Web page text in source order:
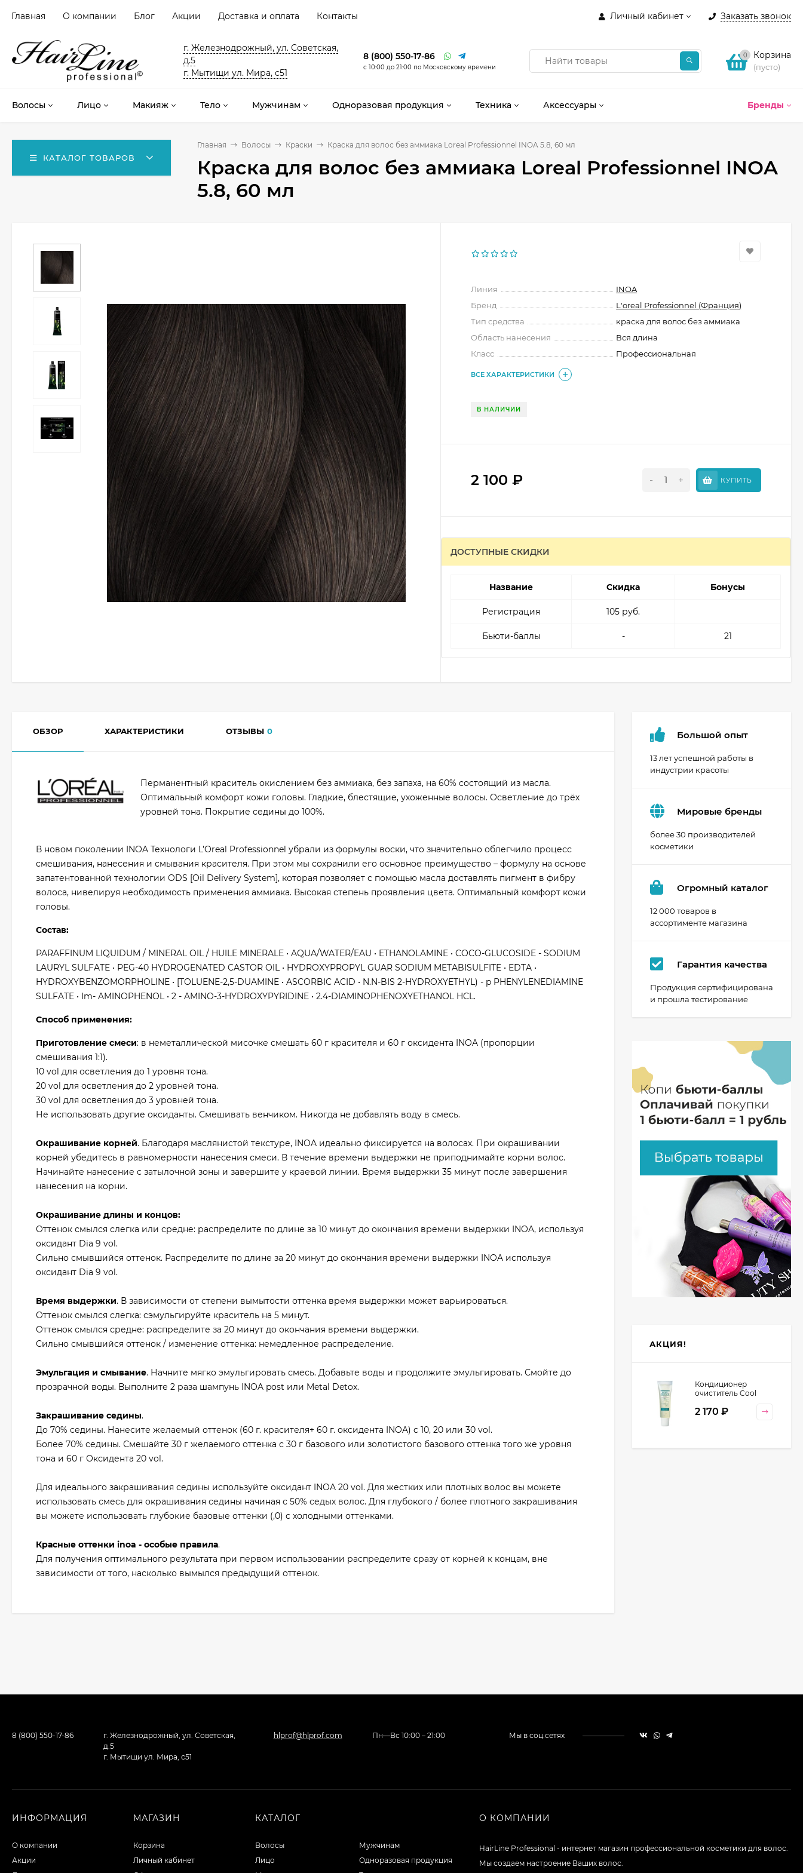
Личный кабинет Заказать звонок
Главная О компании Блог Акции Доставка и оплата Контакты
г. Железнодрожный, ул. Советская,
д.5
г. Мытищи ул. Мира, с51
8 (800) 550-17-86
с 10:00 до 21:00 по Московскому времени
0 Корзина
(пусто)
Бренды
Волосы Лицо Макияж Тело Мужчинам Одноразовая продукция Техника Аксессуары
КАТАЛОГ ТОВАРОВ
Главная Волосы Краски Краска для волос без аммиака Loreal Professionnel INOA 5.8, 60 мл
Краска для волос без аммиака Loreal Professionnel INOA
5.8, 60 мл
Линия
INOA
Бренд
L'oreal Professionnel (Франция)
Тип средства
краска для волос без аммиака
Область нанесения
Вся длина
Класс
Профессиональная
ВСЕ ХАРАКТЕРИСТИКИ
В НАЛИЧИИ
2 100₽ - + КУПИТЬ
ДОСТУПНЫЕ СКИДКИ
Название Скидка Бонусы
Регистрация 105 руб.
Бьюти-баллы - 21
ОБЗОР ХАРАКТЕРИСТИКИ ОТЗЫВЫ 0
Перманентный краситель окислением без аммиака, без запаха, на 60% состоящий из масла.
Оптимальный комфорт кожи головы. Гладкие, блестящие, ухоженные волосы. Осветление до трёх
уровней тона. Покрытие седины до 100%.
В новом поколении INOA Технологи L’Oreal Professionnel убрали из формулы воски, что значительно облегчило процесс
смешивания, нанесения и смывания красителя. При этом мы сохранили его основное преимущество – формулу на основе
запатентованной технологии ODS [Oil Delivery System], которая позволяет с помощью масла доставлять пигмент в фибру
волоса, нивелируя необходимость применения аммиака. Высокая степень проявления цвета. Оптимальный комфорт кожи
головы.
Состав:
PARAFFINUM LIQUIDUM / MINERAL OIL / HUILE MINERALE • AQUA/WATER/EAU • ETHANOLAMINE • COCO-GLUCOSIDE - SODIUM
LAURYL SULFATE • PEG-40 HYDROGENATED CASTOR OIL • HYDROXYPROPYL GUAR SODIUM METABISULFITE • EDTA •
HYDROXYBENZOMORPHOLINE • [TOLUENE-2,5-DUAMINE • ASCORBIC ACID • N.N-BIS 2-HYDROXYETHYL) - p PHENYLENEDIAMINE
SULFATE • Im- AMINOPHENOL • 2 - AMINO-3-HYDROXYPYRIDINE • 2.4-DIAMINOPHENOXYETHANOL HCL.
Способ применения:
Приготовление смеси: в неметаллической мисочке смешать 60 г красителя и 60 г оксидента INOA (пропорции
смешивания 1:1).
10 vol для осветления до 1 уровня тона.
20 vol для осветления до 2 уровней тона.
30 vol для осветления до 3 уровней тона.
Не использовать другие оксиданты. Смешивать венчиком. Никогда не добавлять воду в смесь.
Окрашивание корней. Благодаря маслянистой текстуре, INOA идеально фиксируется на волосах. При окрашивании
корней убедитесь в равномерности нанесения смеси. В течение времени выдержки не приподнимайте корни волос.
Начинайте нанесение с затылочной зоны и завершите у краевой линии. Время выдержки 35 минут после завершения
нанесения на корни.
Окрашивание длины и концов:
Оттенок смылся слегка или средне: распределите по длине за 10 минут до окончания времени выдержки INOA, используя
оксидант Dia 9 vol.
Сильно смывшийся оттенок. Распределите по длине за 20 минут до окончания времени выдержки INOA используя
оксидант Dia 9 vol.
Время выдержки. В зависимости от степени вымытости оттенка время выдержки может варьироваться.
Оттенок смылся слегка: сэмульгируйте краситель на 5 минут.
Оттенок смылся средне: распределите за 20 минут до окончания времени выдержки.
Сильно смывшийся оттенок / изменение оттенка: немедленное распределение.
Эмульгация и смывание. Начните мягко эмульгировать смесь. Добавьте воды и продолжите эмульгировать. Смойте до
прозрачной воды. Выполните 2 раза шампунь INOA post или Metal Detox.
Закрашивание седины.
До 70% седины. Нанесите желаемый оттенок (60 г. красителя+ 60 г. оксидента INOA) c 10, 20 или 30 vol.
Более 70% седины. Смешайте 30 г желаемого оттенка с 30 г базового или золотистого базового оттенка того же уровня
тона и 60 г Оксидента 20 vol.
Для идеального закрашивания седины используйте оксидант INOA 20 vol. Для жестких или плотных волос вы можете
использовать смесь для окрашивания седины начиная с 50% седых волос. Для глубокого / более плотного закрашивания
вы можете использовать глубокие базовые оттенки (,0) с холодными оттенками.
Красные оттенки inoa - особые правила.
Для получения оптимального результата при первом использовании распределите сразу от корней к концам, вне
зависимости от того, насколько вымылся предыдущий оттенок.
Большой опыт
13 лет успешной работы в
индустрии красоты
Мировые бренды
более 30 производителей
косметики
Огромный каталог
12 000 товаров в
ассортименте магазина
Гарантия качества
Продукция сертифицирована
и прошла тестирование
АКЦИЯ!
Кондиционер
очиститель Cool
Cosmetics, 130 гр
2 170 ₽
8 (800) 550-17-86
г. Железнодрожный, ул. Советская,
д.5
г. Мытищи ул. Мира, с51
hlprof@hlprof.com Пн—Вс 10:00 – 21:00 Мы в соц.сетях
ИНФОРМАЦИЯ
О компании
Акции
МАГАЗИН
Корзина
Личный кабинет
КАТАЛОГ
Волосы
Лицо
Мужчинам
Одноразовая продукция
О КОМПАНИИ
HairLine Professional - интернет магазин профессиональной косметики для волос.
Мы создаем настроение Ваших волос.